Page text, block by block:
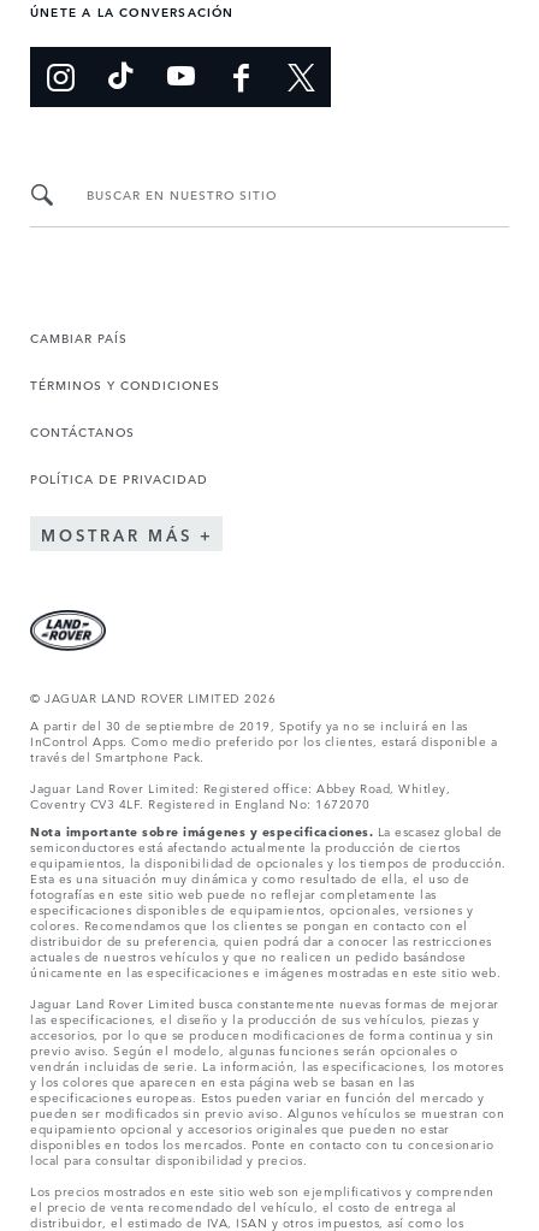
ÚNETE A LA CONVERSACIÓN
BUSCAR EN NUESTRO SITIO
CAMBIAR PAÍS
TÉRMINOS Y CONDICIONES
CONTÁCTANOS
POLÍTICA DE PRIVACIDAD
MOSTRAR MÁS
© JAGUAR LAND ROVER LIMITED 2026
A partir del 30 de septiembre de 2019, Spotify ya no se incluirá en las
InControl Apps. Como medio preferido por los clientes, estará disponible a
través del Smartphone Pack.
Jaguar Land Rover Limited: Registered office: Abbey Road, Whitley,
Coventry CV3 4LF. Registered in England No: 1672070
Nota importante sobre imágenes y especificaciones. La escasez global de
semiconductores está afectando actualmente la producción de ciertos
equipamientos, la disponibilidad de opcionales y los tiempos de producción.
Esta es una situación muy dinámica y como resultado de ella, el uso de
fotografías en este sitio web puede no reflejar completamente las
especificaciones disponibles de equipamientos, opcionales, versiones y
colores. Recomendamos que los clientes se pongan en contacto con el
distribuidor de su preferencia, quien podrá dar a conocer las restricciones
actuales de nuestros vehículos y que no realicen un pedido basándose
únicamente en las especificaciones e imágenes mostradas en este sitio web.
Jaguar Land Rover Limited busca constantemente nuevas formas de mejorar
las especificaciones, el diseño y la producción de sus vehículos, piezas y
accesorios, por lo que se producen modificaciones de forma continua y sin
previo aviso. Según el modelo, algunas funciones serán opcionales o
vendrán incluidas de serie. La información, las especificaciones, los motores
y los colores que aparecen en esta página web se basan en las
especificaciones europeas. Estos pueden variar en función del mercado y
pueden ser modificados sin previo aviso. Algunos vehículos se muestran con
equipamiento opcional y accesorios originales que pueden no estar
disponibles en todos los mercados. Ponte en contacto con tu concesionario
local para consultar disponibilidad y precios.
Los precios mostrados en este sitio web son ejemplificativos y comprenden
el precio de venta recomendado del vehículo, el costo de entrega al
distribuidor, el estimado de IVA, ISAN y otros impuestos, así como los